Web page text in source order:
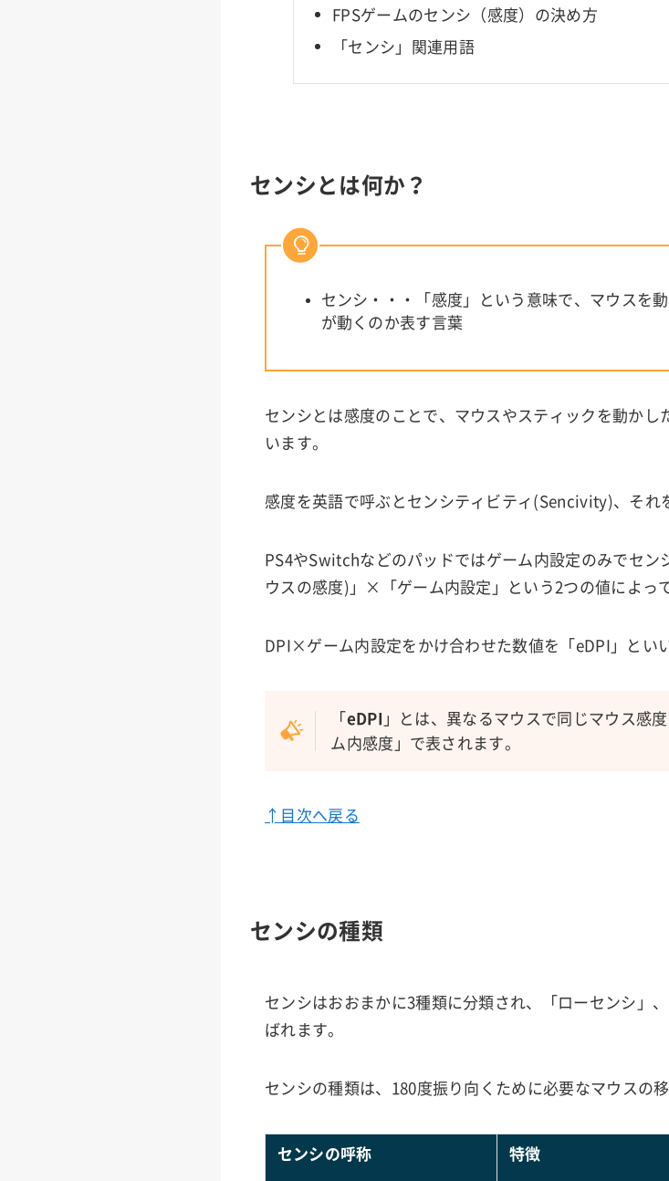
FPSゲームのセンシ（感度）の決め方
「センシ」関連用語
センシとは何か？
センシ・・・「感度」という意味で、マウスを
が動くのか表す言葉
センシとは感度のことで、マウスやスティックを動かし
います。
感度を英語で呼ぶとセンシティビティ(Sencivity)、それ
PS4やSwitchなどのパッドではゲーム内設定のみでセン
ウスの感度)」×「ゲーム内設定」という2つの値によっ
DPI×ゲーム内設定をかけ合わせた数値を「eDPI」とい
「 eDPI
」とは、異なるマウスで同じマウス感
ム内感度」で表されます。
↑目次へ戻る
センシの種類
センシはおおまかに3種類に分類され、「ローセンシ」
ばれます。
センシの種類は、180度振り向くために必要なマウスの
センシの呼称 特徴